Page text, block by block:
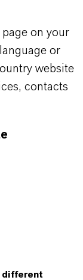
on your
or
website
contacts
different